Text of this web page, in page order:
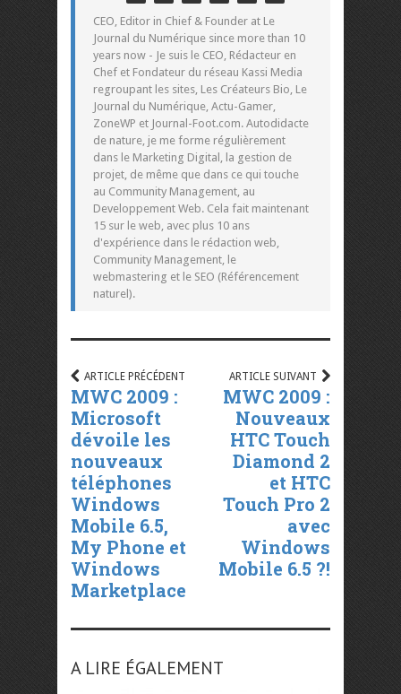
CEO, Editor in Chief & Founder at Le
Journal du Numérique since more than 10
years now - Je suis le CEO, Rédacteur en
Chef et Fondateur du réseau Kassi Media
regroupant les sites, Les Créateurs Bio, Le
Journal du Numérique, Actu-Gamer,
ZoneWP et Journal-Foot.com. Autodidacte
de nature, je me forme régulièrement
dans le Marketing Digital, la gestion de
projet, de même que dans ce qui touche
au Community Management, au
Developpement Web. Cela fait maintenant
15 sur le web, avec plus 10 ans
d'expérience dans le rédaction web,
Community Management, le
webmastering et le SEO (Référencement
naturel).
ARTICLE PRÉCÉDENT
MWC 2009 :
Microsoft
dévoile les
nouveaux
téléphones
Windows
Mobile 6.5,
My Phone et
Windows
Marketplace
ARTICLE SUIVANT
MWC 2009 :
Nouveaux
HTC Touch
Diamond 2
et HTC
Touch Pro 2
avec
Windows
Mobile 6.5 ?!
A LIRE ÉGALEMENT